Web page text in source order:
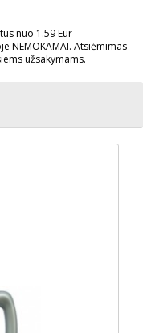
nuo 1.59 Eur
NEMOKAMAI. Atsiėmimas
užsakymams.